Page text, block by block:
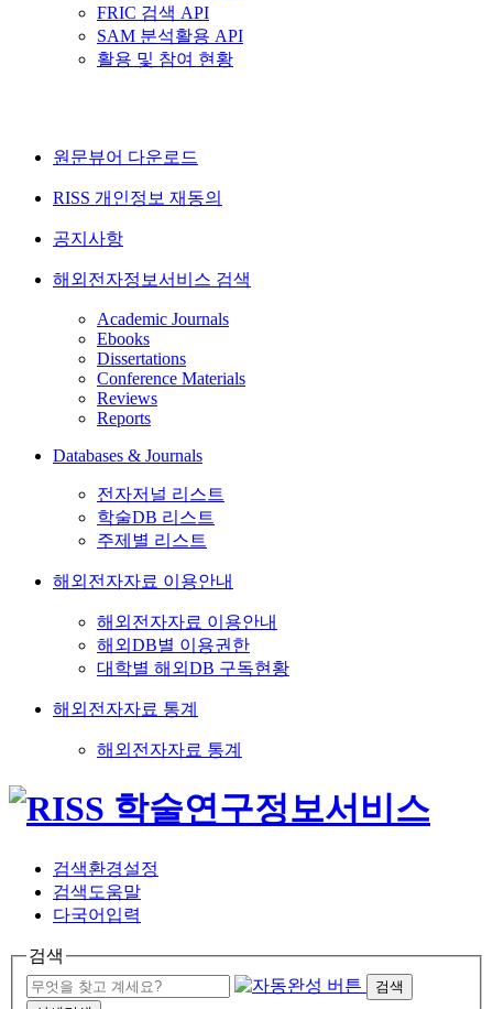
FRIC 검색 API
SAM 분석활용 API
활용 및 참여 현황
원문뷰어 다운로드
RISS 개인정보 재동의
공지사항
해외전자정보서비스 검색
Academic Journals
Ebooks
Dissertations
Conference Materials
Reviews
Reports
Databases & Journals
전자저널 리스트
학술DB 리스트
주제별 리스트
해외전자자료 이용안내
해외전자자료 이용안내
해외DB별 이용권한
대학별 해외DB 구독현황
해외전자자료 통계
해외전자자료 통계
검색환경설정
검색도움말
다국어입력
검색
검색